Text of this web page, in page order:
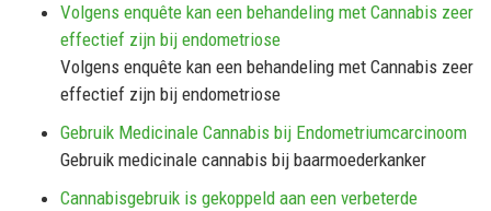
Volgens enquête kan een behandeling met Cannabis zeer
effectief zijn bij endometriose
Volgens enquête kan een behandeling met Cannabis zeer
effectief zijn bij endometriose
Gebruik Medicinale Cannabis bij Endometriumcarcinoom
Gebruik medicinale cannabis bij baarmoederkanker
Cannabisgebruik is gekoppeld aan een verbeterde